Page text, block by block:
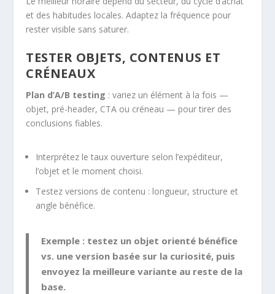
et des habitudes locales. Adaptez la fréquence pour
rester visible sans saturer.
TESTER OBJETS, CONTENUS ET
CRÉNEAUX
Plan d’A/B testing : variez un élément à la fois —
objet, pré-header, CTA ou créneau — pour tirer des
conclusions fiables.
Interprétez le taux ouverture selon l’expéditeur,
l’objet et le moment choisi.
Testez versions de contenu : longueur, structure et
angle bénéfice.
Exemple : testez un objet orienté bénéfice
vs. une version basée sur la curiosité, puis
envoyez la meilleure variante au reste de la
base.